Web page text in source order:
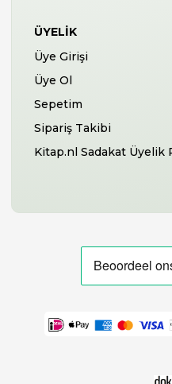
ÜYELIK
Üye Girişi
Üye Ol
Sepetim
Sipariş Takibi
Kitap.nl Sadakat Üyelik